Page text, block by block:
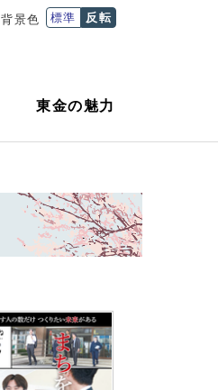
背景色 標準 反転
東金の魅力